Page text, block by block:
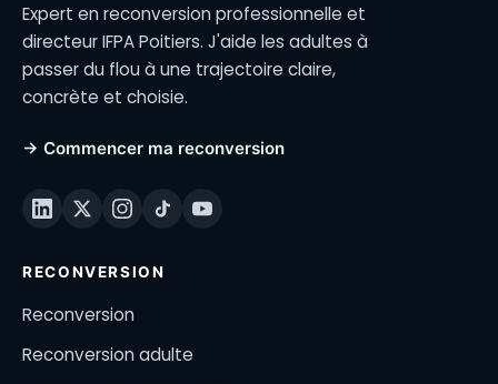
Expert en reconversion professionnelle et
directeur IFPA Poitiers. J'aide les adultes à
passer du flou à une trajectoire claire,
concrète et choisie.
→ Commencer ma reconversion
RECONVERSION
Reconversion
Reconversion adulte